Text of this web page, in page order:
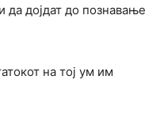
да дојдат до познавање
на тој ум им